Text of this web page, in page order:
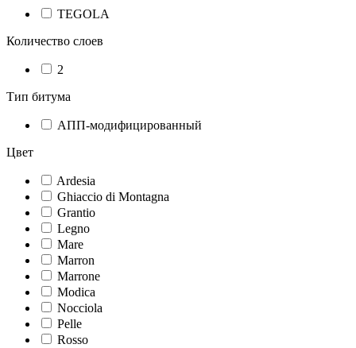
TEGOLA
Количество слоев
2
Тип битума
АПП-модифицированный
Цвет
Ardesia
Ghiaccio di Montagna
Grantio
Legno
Mare
Marron
Marrone
Modica
Nocciola
Pelle
Rosso